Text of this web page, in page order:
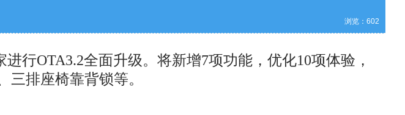
浏览： 602
行OTA3.2全面升级。将新增7项功能，优化10项体验，
排座椅靠背锁等。